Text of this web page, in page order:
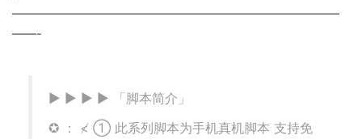
———————————————————————————
——-
▶ ▶ ▶ ▶ 「脚本简介」
✪ ： ≮ ① 此系列脚本为手机真机脚本 支持免